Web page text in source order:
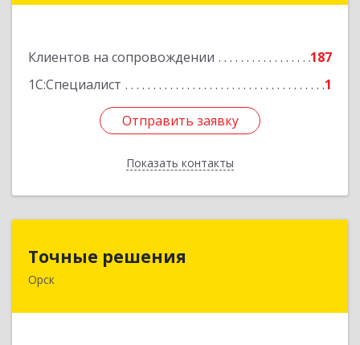
Клиентов на сопровождении
187
1С:Специалист
1
Отправить заявку
Показать контакты
Отправить заявку
Назад
Точные решения
Орск